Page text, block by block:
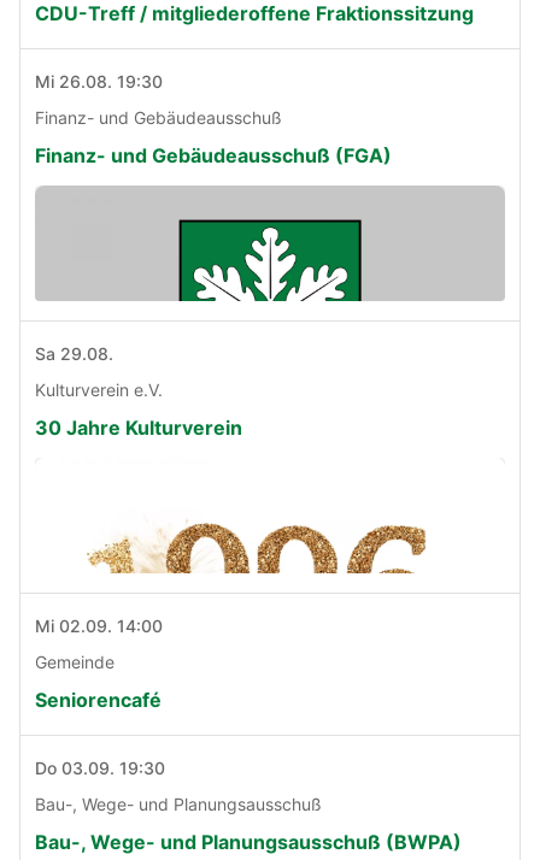
CDU-Treff / mitgliederoffene Fraktionssitzung
Mi 26.08. 19:30
Finanz- und Gebäudeausschuß
Finanz- und Gebäudeausschuß (FGA)
Sa 29.08.
Kulturverein e.V.
30 Jahre Kulturverein
Mi 02.09. 14:00
Gemeinde
Seniorencafé
Do 03.09. 19:30
Bau-, Wege- und Planungsausschuß
Bau-, Wege- und Planungsausschuß (BWPA)